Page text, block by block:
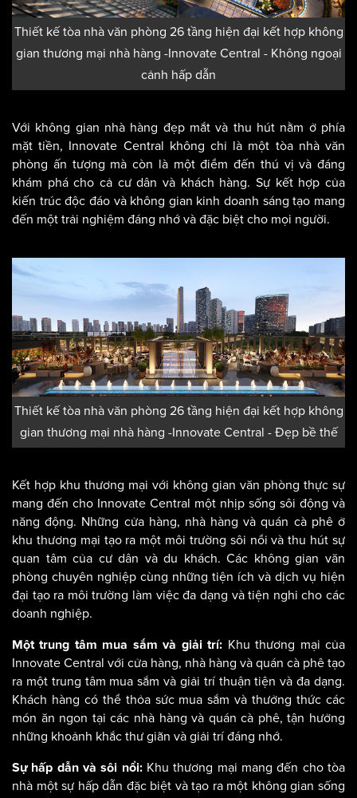
Thiết kế tòa nhà văn phòng 26 tầng hiện đại kết hợp không
gian thương mại nhà hàng -Innovate Central - Không ngoại
cảnh hấp dẫn
Với không gian nhà hàng đẹp mắt và thu hút nằm ở phía
mặt tiền, Innovate Central không chỉ là một tòa nhà văn
phòng ấn tượng mà còn là một điểm đến thú vị và đáng
khám phá cho cả cư dân và khách hàng. Sự kết hợp của
kiến trúc độc đáo và không gian kinh doanh sáng tạo mang
đến một trải nghiệm đáng nhớ và đặc biệt cho mọi người.
Thiết kế tòa nhà văn phòng 26 tầng hiện đại kết hợp không
gian thương mại nhà hàng -Innovate Central - Đẹp bề thế
Kết hợp khu thương mại với không gian văn phòng thực sự
mang đến cho Innovate Central một nhịp sống sôi động và
năng động. Những cửa hàng, nhà hàng và quán cà phê ở
khu thương mại tạo ra một môi trường sôi nổi và thu hút sự
quan tâm của cư dân và du khách. Các không gian văn
phòng chuyên nghiệp cùng những tiện ích và dịch vụ hiện
đại tạo ra môi trường làm việc đa dạng và tiện nghi cho các
doanh nghiệp.
Một trung tâm mua sắm và giải trí: Khu thương mại của
Innovate Central với cửa hàng, nhà hàng và quán cà phê tạo
ra một trung tâm mua sắm và giải trí thuận tiện và đa dạng.
Khách hàng có thể thỏa sức mua sắm và thưởng thức các
món ăn ngon tại các nhà hàng và quán cà phê, tận hưởng
những khoảnh khắc thư giãn và giải trí đáng nhớ.
Sự hấp dẫn và sôi nổi:Khu thương mại mang đến cho tòa
nhà một sự hấp dẫn đặc biệt và tạo ra một không gian sống